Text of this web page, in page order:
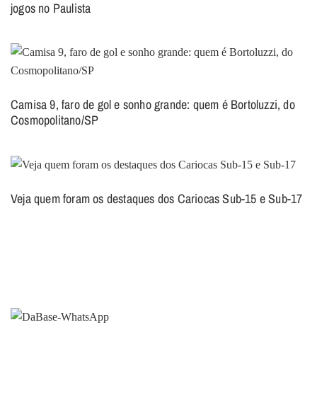
jogos no Paulista
Camisa 9, faro de gol e sonho grande: quem é Bortoluzzi, do
Cosmopolitano/SP
Veja quem foram os destaques dos Cariocas Sub-15 e Sub-17